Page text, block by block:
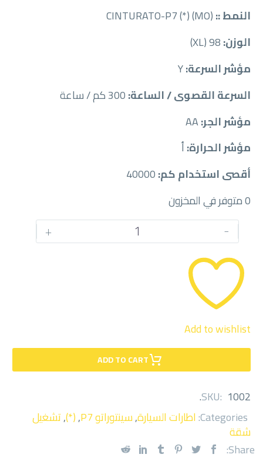
النمط ::
الوزن:
مؤشر السرعة:
السرعة القصوى / الساعة:
مؤشر الجر:
مؤشر الحرارة:أ
أقصى استخدام كم:
0 متوفر في المخزون
-
كمية
PIRELLI
245/40
/
19RF
+
ADD TO CART
Add to wishlist
SKU: 1002
.
Categories: اطارات السيارة,سينتوراتو P7 ,
(*)
,تشغيل
شقة
Share: